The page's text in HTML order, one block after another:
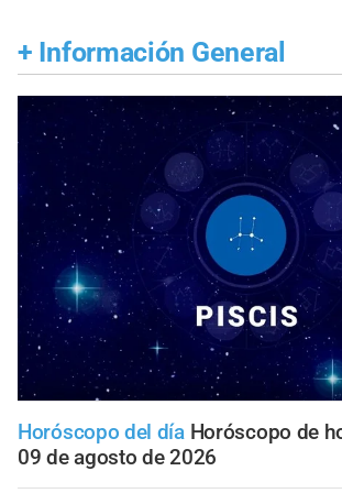
+ Información General
Horóscopo del día Horóscopo de
09 de agosto de 2026